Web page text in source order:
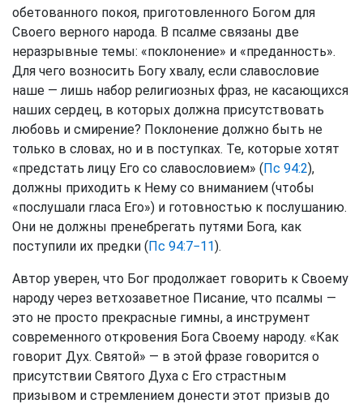
обетованного покоя, приготовленного Богом для
Своего верного народа. В псалме связаны две
неразрывные темы: «поклонение» и «преданность».
Для чего возносить Богу хвалу, если славословие
наше — лишь набор религиозных фраз, не касающихся
наших сердец, в которых должна присутствовать
любовь и смирение? Поклонение должно быть не
только в словах, но и в поступках. Те, которые хотят
«предстать лицу Его со славословием» (Пс 94:2),
должны приходить к Нему со вниманием (чтобы
«послушали гласа Его») и готовностью к послушанию.
Они не должны пренебрегать путями Бога, как
поступили их предки (Пс 94:7−11).
Автор уверен, что Бог продолжает говорить к Своему
народу через ветхозаветное Писание, что псалмы —
это не просто прекрасные гимны, а инструмент
современного откровения Бога Своему народу. «Как
говорит Дух. Святой» — в этой фразе говорится о
присутствии Святого Духа с Его страстным
призывом и стремлением донести этот призыв до